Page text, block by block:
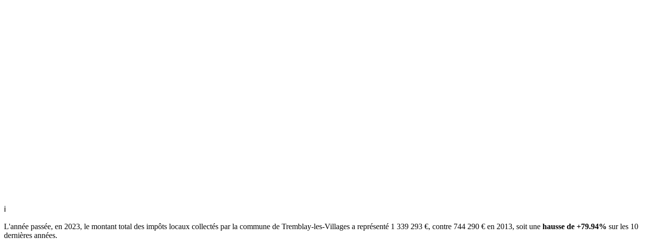
ℹ
L'année passée, en 2023, le montant total des impôts locaux collectés par la commune de Tremblay-les-Villages a représenté 1 339 293 €, contre 744 290 € en 2013, soit une hausse de +79.94% sur les 10
dernières années.